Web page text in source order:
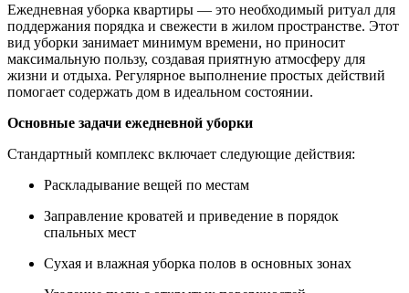
Ежедневная уборка квартиры — это необходимый ритуал для
поддержания порядка и свежести в жилом пространстве. Этот
вид уборки занимает минимум времени, но приносит
максимальную пользу, создавая приятную атмосферу для
жизни и отдыха. Регулярное выполнение простых действий
помогает содержать дом в идеальном состоянии.
Основные задачи ежедневной уборки
Стандартный комплекс включает следующие действия:
Раскладывание вещей по местам
Заправление кроватей и приведение в порядок
спальных мест
Сухая и влажная уборка полов в основных зонах